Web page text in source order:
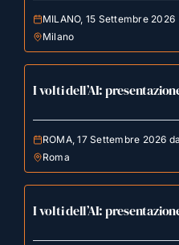
MILANO, 15 Settembre 2026
Milano
I volti dell’AI:
ROMA, 17 Settembre 2026
Roma
I volti dell’AI: